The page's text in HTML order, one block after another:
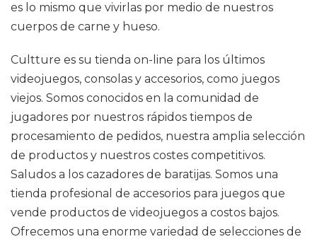
es lo mismo que vivirlas por medio de nuestros
cuerpos de carne y hueso.
Cultture es su tienda on-line para los últimos
videojuegos, consolas y accesorios, como juegos
viejos. Somos conocidos en la comunidad de
jugadores por nuestros rápidos tiempos de
procesamiento de pedidos, nuestra amplia selección
de productos y nuestros costes competitivos.
Saludos a los cazadores de baratijas. Somos una
tienda profesional de accesorios para juegos que
vende productos de videojuegos a costos bajos.
Ofrecemos una enorme variedad de selecciones de